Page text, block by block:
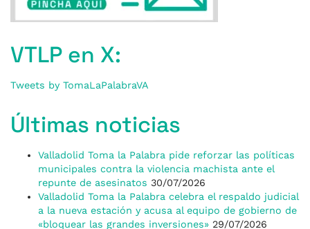
VTLP en X:
Tweets by TomaLaPalabraVA
Últimas noticias
Valladolid Toma la Palabra pide reforzar las políticas
municipales contra la violencia machista ante el
repunte de asesinatos 30/07/2026
Valladolid Toma la Palabra celebra el respaldo judicial
a la nueva estación y acusa al equipo de gobierno de
«bloquear las grandes inversiones» 29/07/2026